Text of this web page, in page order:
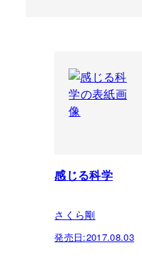
感じる科学
さくら剛
発売日:2017.08.03